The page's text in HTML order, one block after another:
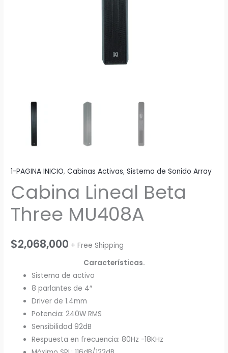
1-PAGINA INICIO,Cabinas Activas,Sistema de Sonido Array
Cabina Lineal Beta
Three MU408A
$2,068,000 + Free Shipping
Características.
Sistema de activo
8 parlantes de 4″
Driver de 1.4mm
Potencia: 240W RMS
Sensibilidad 92dB
Respuesta en frecuencia: 80Hz -18KHz